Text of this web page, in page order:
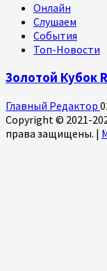
Онлайн
Слушаем
События
Топ-Новости
Золотой Кубок
Главный Редактор
Copyright © 2021-
права защищены. |